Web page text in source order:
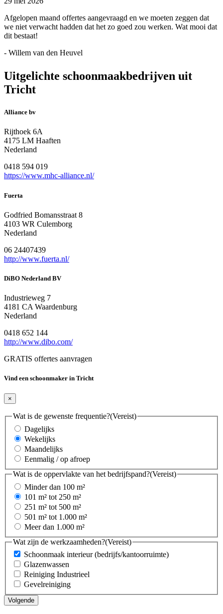
Afgelopen maand offertes aangevraagd en we moeten zeggen dat
we niet verwacht hadden dat het zo goed zou werken. Wat mooi dat
dit bestaat!
- Willem van den Heuvel
Uitgelichte schoonmaakbedrijven uit
Tricht
Alliance bv
Rijthoek 6A
4175 LM Haaften
Nederland
0418 594 019
https://www.mhc-alliance.nl/
Fuerta
Godfried Bomansstraat 8
4103 WR Culemborg
Nederland
06 24407439
http://www.fuerta.nl/
DiBO Nederland BV
Industrieweg 7
4181 CA Waardenburg
Nederland
0418 652 144
http://www.dibo.com/
GRATIS offertes aanvragen
Vind een schoonmaker in Tricht
×
Wat is de gewenste frequentie?(Vereist)
Dagelijks
Wekelijks
Maandelijks
Eenmalig / op afroep
Wat is de oppervlakte van het bedrijfspand?(Vereist)
Minder dan 100 m²
101 m² tot 250 m²
251 m² tot 500 m²
501 m² tot 1.000 m²
Meer dan 1.000 m²
Wat zijn de werkzaamheden?(Vereist)
Schoonmaak interieur (bedrijfs/kantoorruimte)
Glazenwassen
Reiniging Industrieel
Gevelreiniging